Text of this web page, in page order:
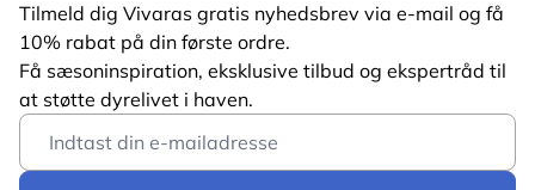
Tilmeld dig Vivaras gratis nyhedsbrev via e-mail og få
10% rabat på din første ordre.
Få sæsoninspiration, eksklusive tilbud og ekspertråd til
at støtte dyrelivet i haven.
Email Address